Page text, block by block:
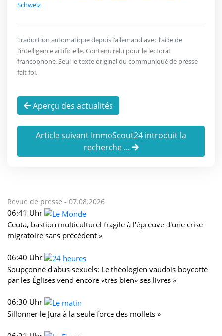
Schweiz
Traduction automatique depuis l’allemand avec l’aide de
l’intelligence artificielle. Contenu relu pour le lectorat
francophone. Seul le texte original du communiqué de presse
fait foi.
Aperçu des actualités
Article suivant ImmoScout24 introduit la
recherche ...
Revue de presse - 07.08.2026
06:41 Uhr
Ceuta, bastion multiculturel fragile à l'épreuve d'une crise
migratoire sans précédent »
06:40 Uhr
Soupçonné d'abus sexuels: Le théologien vaudois boycotté
par les Églises vend encore «très bien» ses livres »
06:30 Uhr
Sillonner le Jura à la seule force des mollets »